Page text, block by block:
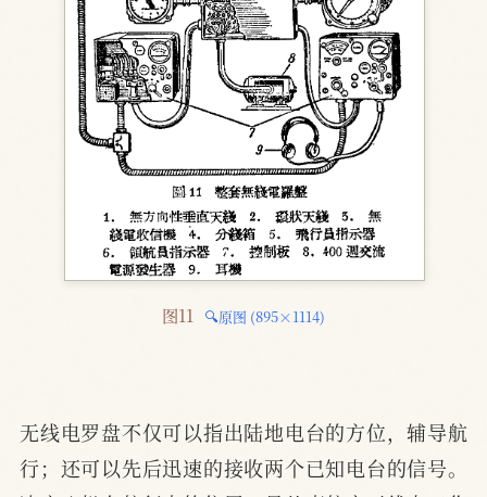
图11 🔍原图 (895×1114)
无线电罗盘不仅可以指出陆地电台的方位，辅导航
行；还可以先后迅速的接收两个已知电台的信号。